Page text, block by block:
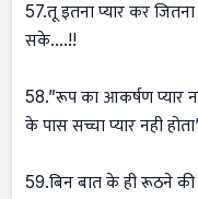
57.तू इतना प्यार कर
सके….!!
58.”रूप का आकर्षण प्यार
के पास सच्चा प्यार नही
59.बिन बात के ही रूठने